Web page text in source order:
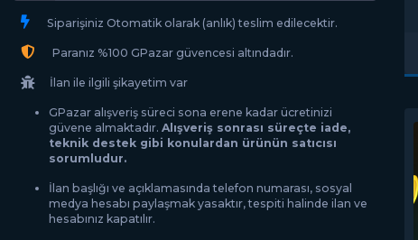
Siparişiniz Otomatik olarak (anlık) teslim edilecektir.
Paranız %100 GPazar güvencesi altındadır.
İlan ile ilgili şikayetim var
GPazar alışveriş süreci sona erene kadar ücretinizi
güvene almaktadır. Alışveriş sonrası süreçte iade,
teknik destek gibi konulardan ürünün satıcısı
sorumludur.
İlan başlığı ve açıklamasında telefon numarası, sosyal
medya hesabı paylaşmak yasaktır, tespiti halinde ilan ve
hesabınız kapatılır.